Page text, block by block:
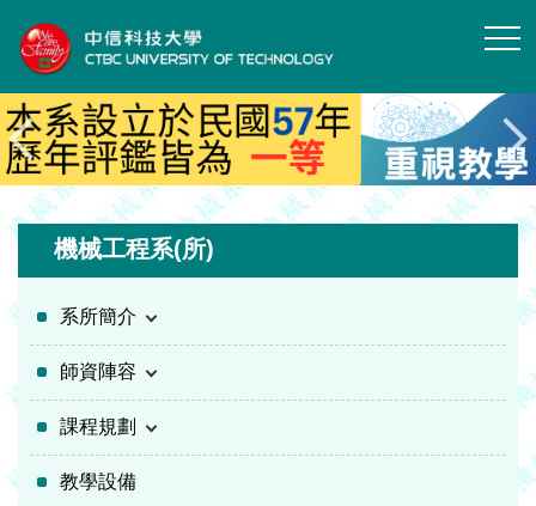
到
主
要
內
容
區
機械工程系(所)
系所簡介
師資陣容
課程規劃
教學設備